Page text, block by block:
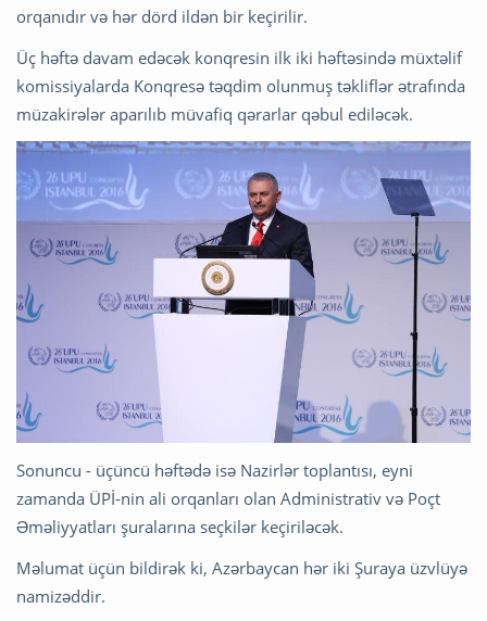
orqanıdır və hər dörd ildən bir keçirilir.
Üç həftə davam edəcək konqresin ilk iki həftəsində müxtəlif
komissiyalarda Konqresə təqdim olunmuş təkliflər ətrafında
müzakirələr aparılıb müvafiq qərarlar qəbul ediləcək.
Sonuncu - üçüncü həftədə isə Nazirlər toplantısı, eyni
zamanda ÜPİ-nin ali orqanları olan Administrativ və Poçt
Əməliyyatları şuralarına seçkilər keçiriləcək.
Məlumat üçün bildirək ki, Azərbaycan hər iki Şuraya üzvlüyə
namizəddir.